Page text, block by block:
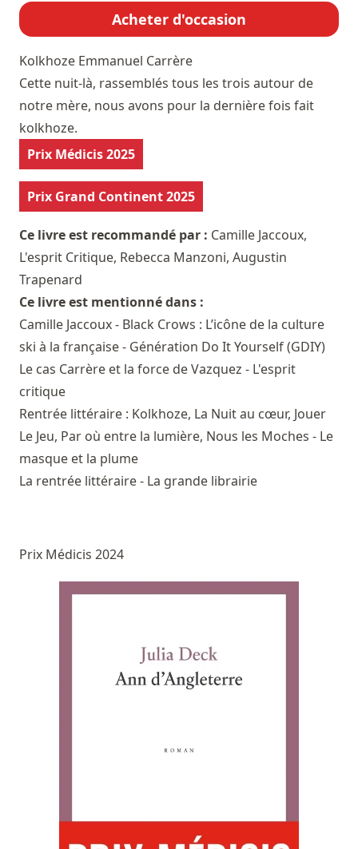
Acheter d'occasion
Kolkhoze Emmanuel Carrère
Cette nuit-là, rassemblés tous les trois autour de
notre mère, nous avons pour la dernière fois fait
kolkhoze.
Prix Médicis 2025
Prix Grand Continent 2025
Ce livre est recommandé par : Camille Jaccoux,
L'esprit Critique, Rebecca Manzoni, Augustin
Trapenard
Ce livre est mentionné dans :
Camille Jaccoux - Black Crows : L’icône de la culture
ski à la française - Génération Do It Yourself (GDIY)
Le cas Carrère et la force de Vazquez - L'esprit
critique
Rentrée littéraire : Kolkhoze, La Nuit au cœur, Jouer
Le Jeu, Par où entre la lumière, Nous les Moches - Le
masque et la plume
La rentrée littéraire - La grande librairie
Prix Médicis 2024